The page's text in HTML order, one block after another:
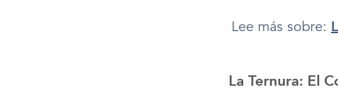
Lee más sobre:
La Ternura: El